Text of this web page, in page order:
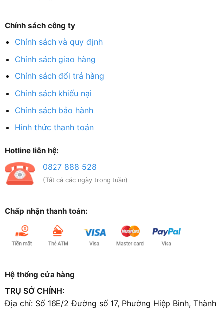
Chính sách công ty
Chính sách và quy định
Chính sách giao hàng
Chính sách đổi trả hàng
Chính sách khiếu nại
Chính sách bảo hành
Hình thức thanh toán
Hotline liên hệ:
0827 888 528
(Tất cả các ngày trong tuần)
Chấp nhận thanh toán:
Hệ thống cửa hàng
TRỤ SỞ CHÍNH:
Địa chỉ: Số 16E/2 Đường số 17, Phường Hiệp Bình, Thành